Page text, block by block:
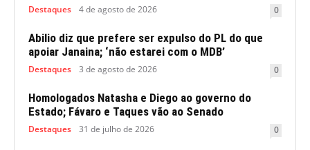
Destaques 4 de agosto de 2026 0
Abilio diz que prefere ser expulso do PL do que
apoiar Janaina; ‘não estarei com o MDB’
Destaques 3 de agosto de 2026 0
Homologados Natasha e Diego ao governo do
Estado; Fávaro e Taques vão ao Senado
Destaques 31 de julho de 2026 0